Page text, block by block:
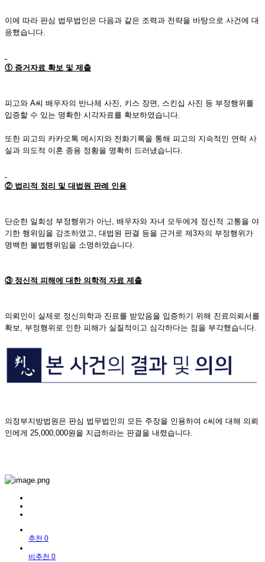
이에 따라 판심 법무법인은 다음과 같은 조력과 전략을 바탕으로 사건에 대
응했습니다.
① 증거자료 확보 및 제출
피고와 A씨 배우자의 반나체 사진, 키스 장면, 스킨십 사진 등 부정행위를
입증할 수 있는 명확한 시각자료를 확보하였습니다.
또한 피고의 카카오톡 메시지와 전화기록을 통해 피고의 지속적인 연락 사
실과 의도적 이혼 종용 정황을 명확히 드러냈습니다.
② 법리적 정리 및 대법원 판례 인용
단순한 일회성 부정행위가 아닌, 배우자와 자녀 모두에게 정신적 고통을 야
기한 행위임을 강조하였고, 대법원 판결 등을 근거로 제3자의 부정행위가
명백한 불법행위임을 소명하였습니다.
③ 정신적 피해에 대한 의학적 자료 제출
의뢰인이 실제로 정신의학과 진료를 받았음을 입증하기 위해 진료의뢰서를
확보, 부정행위로 인한 피해가 실질적이고 심각하다는 점을 부각했습니다.
의정부지방법원은 판심 법무법인의 모든 주장을 인용하여 c씨에 대해 의뢰
인에게 25,000,000원을 지급하라는 판결을 내렸습니다.
추천 0
비추천 0